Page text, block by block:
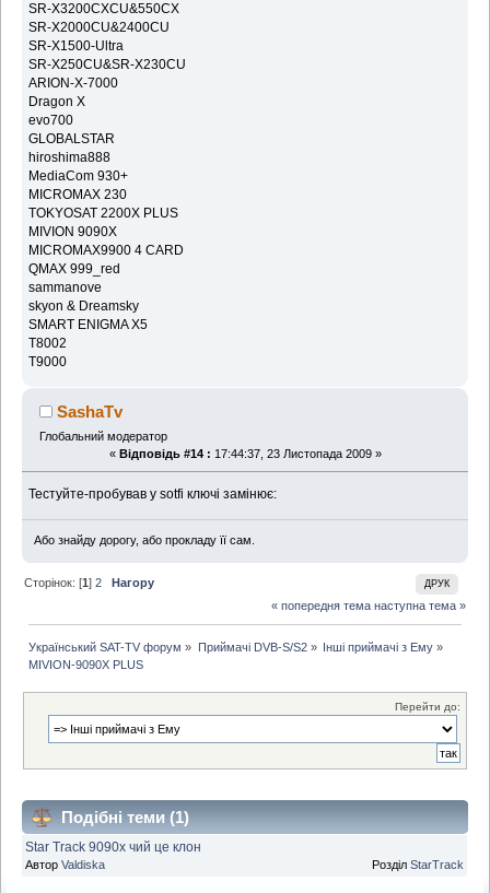
SR-X3200CXCU&550CX
SR-X2000CU&2400CU
SR-X1500-Ultra
SR-X250CU&SR-X230CU
ARION-X-7000
Dragon X
evo700
GLOBALSTAR
hiroshima888
MediaCom 930+
MICROMAX 230
TOKYOSAT 2200X PLUS
MIVION 9090X
MICROMAX9900 4 CARD
QMAX 999_red
sammanove
skyon & Dreamsky
SMART ENIGMA X5
T8002
T9000
SashaTv
Глобальний модератор
« Відповідь #14 : 17:44:37, 23 Листопада 2009 »
Тестуйте-пробував у sotfi ключі замінює:
Або знайду дорогу, або прокладу її сам.
ДРУК
Сторінок: [1]2
Нагору
« попередня тема наступна тема »
Український SAT-TV форум » Приймачі DVB-S/S2» Інші приймачі з Ему»
MIVION-9090X PLUS
Перейти до:
Подібні теми (1)
Star Track 9090x чий це клон
Автор Valdiska Розділ StarTrack